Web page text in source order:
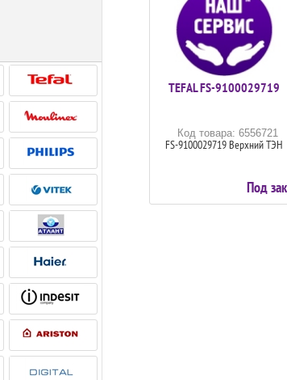
TEFAL FS-9100029719
Код товара: 6556721
FS-9100029719 Верхний ТЭН
Под